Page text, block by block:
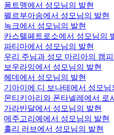
퐁트맹에서 성모님의 발현
펠르부아송에서 성모님의 발현
녹크에서 성모님의 발현
카스텔페트로소에서 성모님의
파티마에서 성모님의 발현
우리 주님과 성모 마리아의 캠
보우라잉에서 성모님의 발현
헤데에서 성모님의 발현
기아이에 디 보나테에서 성모님
몬티키아리와 폰타넬레에서 로
가라반달에서 성모님의 발현
메주고리예에서 성모님의 발현
홀리 러브에서 성모님의 발현